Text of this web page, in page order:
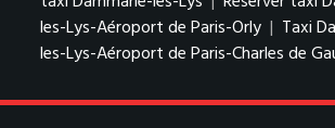
les-Lys-Aéroport de Paris-Orly | Taxi
les-Lys-Aéroport de Paris-Charles de